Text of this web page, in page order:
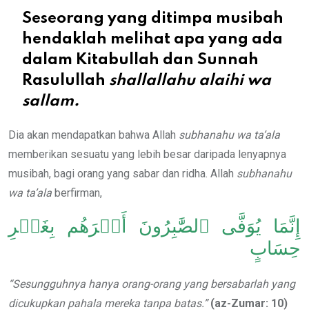
Seseorang yang ditimpa musibah
hendaklah melihat apa yang ada
dalam Kitabullah dan Sunnah
Rasulullah shallallahu alaihi wa
sallam.
Dia akan mendapatkan bahwa Allah subhanahu wa ta’ala
memberikan sesuatu yang lebih besar daripada lenyapnya
musibah, bagi orang yang sabar dan ridha. Allah subhanahu
wa ta’ala berfirman,
إِنَّمَا يُوَفَّى ٱلصَّٰبِرُونَ أَجۡرَهُم بِغَيۡرِ
حِسَابٍ
“Sesungguhnya hanya orang-orang yang bersabarlah yang
dicukupkan pahala mereka tanpa batas.” (az-Zumar: 10)